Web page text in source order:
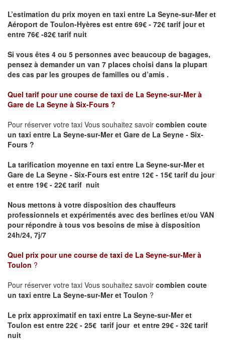
L’estimation du prix moyen en taxi entre La Seyne-sur-Mer et
Aéroport de Toulon-Hyères est entre 69€ - 72€ tarif jour et
entre 76€ -82€ tarif nuit
Si vous êtes 4 ou 5 personnes avec beaucoup de bagages,
pensez à demander un van 7 places choisi dans la plupart
des cas par les groupes de familles ou d’amis .
Quel tarif pour une course de taxi de La Seyne-sur-Mer à
Gare de La Seyne à Six-Fours ?
Pour réserver votre taxi Vous souhaitez savoir combien coute
un taxi entre La Seyne-sur-Mer et Gare de La Seyne - Six-
Fours ?
La tarification moyenne en taxi entre La Seyne-sur-Mer et
Gare de La Seyne - Six-Fours est entre 12€ - 15€ tarif du jour
et entre 19€ - 22€ tarif nuit
Nous mettons à votre disposition des chauffeurs
professionnels et expérimentés avec des berlines et/ou VAN
pour répondre à tous vos besoins de mise à disposition
24h/24, 7j/7
Quel prix pour une course de taxi de La Seyne-sur-Mer à
Toulon ?
Pour réserver votre taxi Vous souhaitez savoir combien coute
un taxi entre La Seyne-sur-Mer et Toulon ?
Le prix approximatif en taxi entre La Seyne-sur-Mer et
Toulon est entre 22€ - 25€ tarif jour et entre 29€ - 32€ tarif
nuit